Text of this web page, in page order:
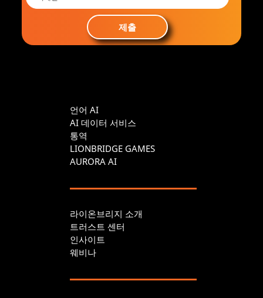
제출
언어 AI
AI 데이터 서비스
통역
LIONBRIDGE GAMES
AURORA AI
라이온브리지 소개
트러스트 센터
인사이트
웨비나